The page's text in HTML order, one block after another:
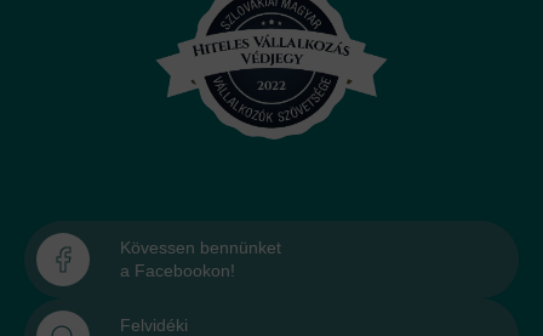
Kövessen bennünket
a Facebookon!
Felvidéki